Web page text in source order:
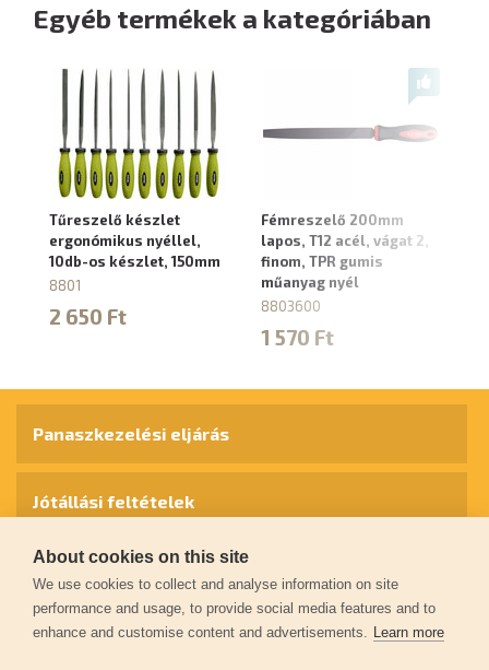
Egyéb termékek a kategóriában
Tűreszelő készlet
ergonómikus nyéllel,
10db-os készlet, 150mm
8801
2 650 Ft
Fémreszelő 200mm
lapos, T12 acél, vágat 2,
finom, TPR gumis
műanyag nyél
8803600
1 570 Ft
Panaszkezelési eljárás
Jótállási feltételek
Személyes adatok védelme
Kapcsolat
About cookies on this site
We use cookies to collect and analyse information on site
performance and usage, to provide social media features and to
enhance and customise content and advertisements. Learn more